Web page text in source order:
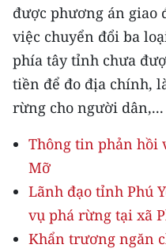
한국어
được phương án giao
việc chuyển đổi ba
phía tây tỉnh chưa
tiền để đo địa chính,
rừng cho người dân,...
Thông tin phản hồi
Mỡ
Lãnh đạo tỉnh Phú
vụ phá rừng tại xã
Khẩn trương ngăn